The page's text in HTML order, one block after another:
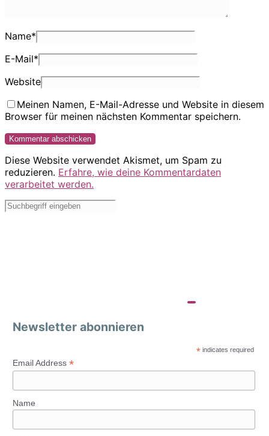
Name*
E-Mail*
Website
Meinen Namen, E-Mail-Adresse und Website in diesem
Browser für meinen nächsten Kommentar speichern.
Diese Website verwendet Akismet, um Spam zu
reduzieren. Erfahre, wie deine Kommentardaten
verarbeitet werden.
Newsletter abonnieren
* indicates required
Email Address *
Name